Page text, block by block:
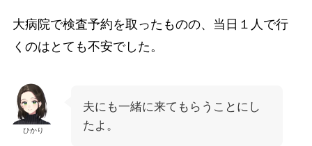
大病院で検査予約を取ったものの、当日１人で行
くのはとても不安でした。
ひかり
夫にも一緒に来てもらうことにし
たよ。